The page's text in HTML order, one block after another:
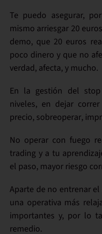
Te puedo asegurar,
mismo arriesgar 20
demo, que 20 euros
poco dinero y que no
verdad, afecta, y mucho.
En la gestión del
niveles, en dejar correr
precio, sobreoperar,
No operar con fuego
trading y a tu
el paso, mayor riesgo
Aparte de no entrenar el
una operativa más
importantes y, por lo
remedio.